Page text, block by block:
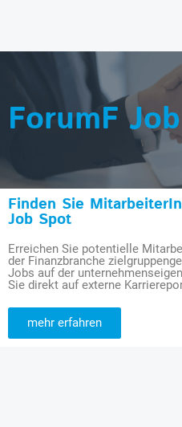
ForumF
Finden Sie
Job Spot
Erreichen Sie potentielle
der Finanzbranche
Jobs auf der
Sie direkt auf externe
mehr erfahren